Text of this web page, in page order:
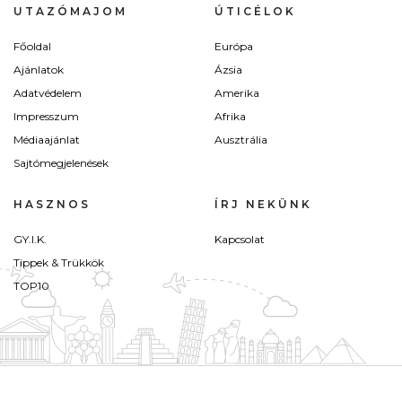
UTAZÓMAJOM
Főoldal
Ajánlatok
Adatvédelem
Impresszum
Médiaajánlat
Sajtómegjelenések
ÚTICÉLOK
Európa
Ázsia
Amerika
Afrika
Ausztrália
HASZNOS
GY.I.K.
Tippek & Trükkök
TOP10
ÍRJ NEKÜNK
Kapcsolat